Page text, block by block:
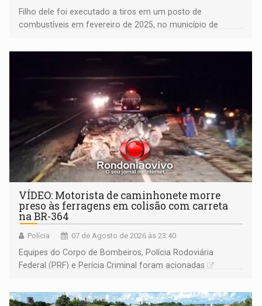
Filho dele foi executado a tiros em um posto de
combustíveis em fevereiro de 2025, no município de
VÍDEO: Motorista de caminhonete morre
preso às ferragens em colisão com carreta
na BR-364
Polícia 07 de Agosto de 2026 às 23:40
Equipes do Corpo de Bombeiros, Polícia Rodoviária
Federal (PRF) e Perícia Criminal foram acionadas